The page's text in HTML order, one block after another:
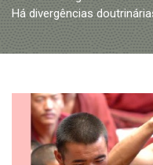
Há divergências